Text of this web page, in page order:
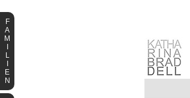
F
A
M
L
E
N